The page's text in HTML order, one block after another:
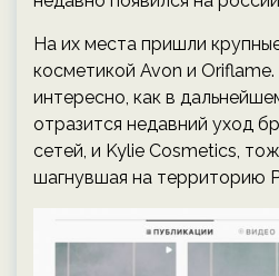
На их места пришли
косметикой Avon и
интересно, как в
отразится недавний уход
сетей, и Kylie Cosmetics,
шагнувшая на территорию